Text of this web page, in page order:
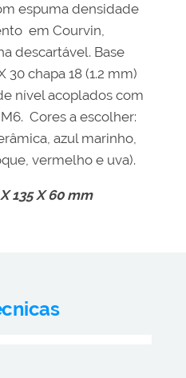
espuma densidade
em Courvin,
descartável. Base
chapa 18 (1.2 mm)
nível acoplados com
Cores a escolher:
azul marinho,
vermelho e uva).
135 X 60 mm